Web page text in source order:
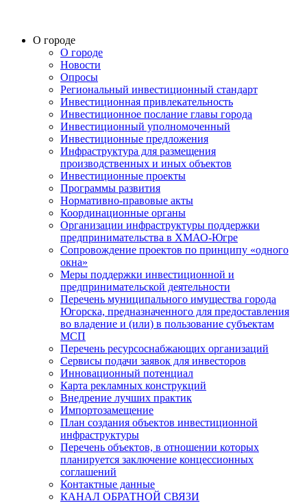
О городе
О городе
Новости
Опросы
Региональный инвестиционный стандарт
Инвестиционная привлекательность
Инвестиционное послание главы города
Инвестиционный уполномоченный
Инвестиционные предложения
Инфраструктура для размещения
производственных и иных объектов
Инвестиционные проекты
Программы развития
Нормативно-правовые акты
Координационные органы
Организации инфраструктуры поддержки
предпринимательства в ХМАО-Югре
Сопровождение проектов по принципу «одного
окна»
Меры поддержки инвестиционной и
предпринимательской деятельности
Перечень муниципального имущества города
Югорска, предназначенного для предоставления
во владение и (или) в пользование субъектам
МСП
Перечень ресурсоснабжающих организаций
Сервисы подачи заявок для инвесторов
Инновационный потенциал
Карта рекламных конструкций
Внедрение лучших практик
Импортозамещение
План создания объектов инвестиционной
инфраструктуры
Перечень объектов, в отношении которых
планируется заключение концессионных
соглашений
Контактные данные
КАНАЛ ОБРАТНОЙ СВЯЗИ